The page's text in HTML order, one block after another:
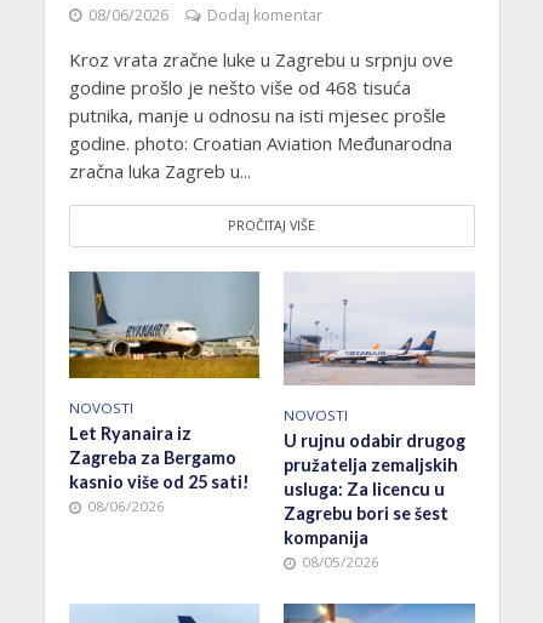
08/06/2026 Dodaj komentar
Kroz vrata zračne luke u Zagrebu u srpnju ove
godine prošlo je nešto više od 468 tisuća
putnika, manje u odnosu na isti mjesec prošle
godine. photo: Croatian Aviation Međunarodna
zračna luka Zagreb u...
PROČITAJ VIŠE
NOVOSTI
Let Ryanaira iz
Zagreba za Bergamo
kasnio više od 25 sati!
08/06/2026
NOVOSTI
U rujnu odabir drugog
pružatelja zemaljskih
usluga: Za licencu u
Zagrebu bori se šest
kompanija
08/05/2026